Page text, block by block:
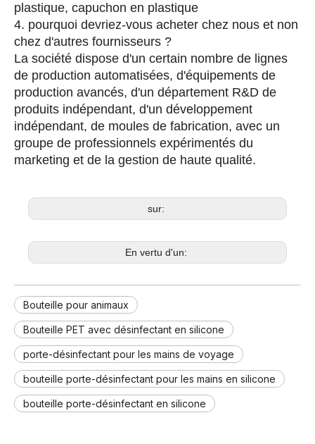
plastique, capuchon en plastique
4. pourquoi devriez-vous acheter chez nous et non
chez d'autres fournisseurs ?
La société dispose d'un certain nombre de lignes
de production automatisées, d'équipements de
production avancés, d'un département R&D de
produits indépendant, d'un développement
indépendant, de moules de fabrication, avec un
groupe de professionnels expérimentés du
marketing et de la gestion de haute qualité.
sur:
En vertu d'un:
Bouteille pour animaux
Bouteille PET avec désinfectant en silicone
porte-désinfectant pour les mains de voyage
bouteille porte-désinfectant pour les mains en silicone
bouteille porte-désinfectant en silicone